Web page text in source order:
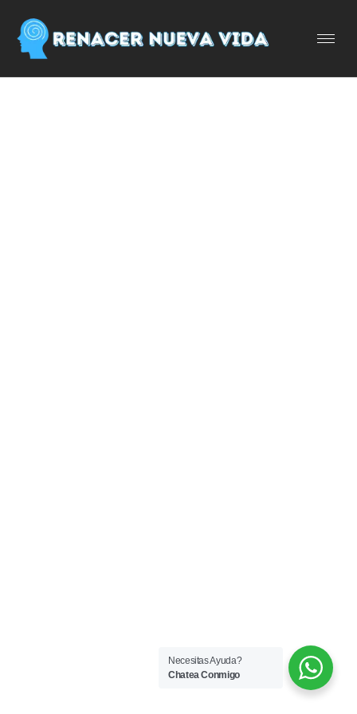
Necesitas Ayuda?
Chatea Conmigo